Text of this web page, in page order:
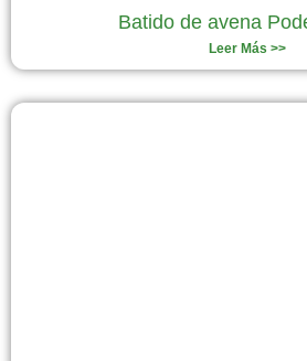
Batido de avena
Leer Más >>